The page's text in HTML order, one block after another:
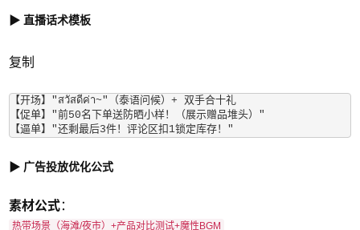
▶ 直播话术模板
复制
【开场】"สวัสดีค่า~"（泰语问候）+ 双手合十礼
【促单】"前50名下单送防晒小样！（展示赠品堆头）"
【逼单】"还剩最后3件！评论区扣1锁定库存！"
▶ 广告投放优化公式
素材公式：
热带场景（海滩/夜市）+产品对比测试+魔性BGM